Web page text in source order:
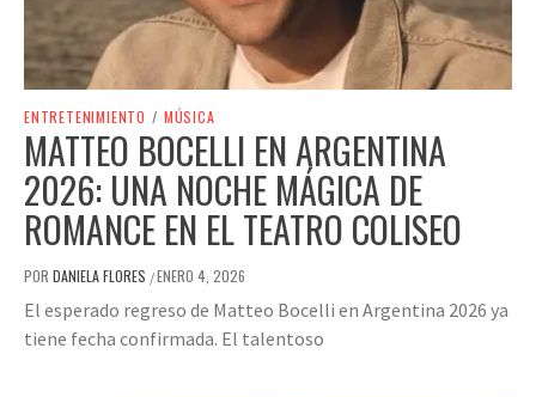
ENTRETENIMIENTO / MÚSICA
MATTEO BOCELLI EN ARGENTINA
2026: UNA NOCHE MÁGICA DE
ROMANCE EN EL TEATRO COLISEO
POR DANIELA FLORES /ENERO 4, 2026
El esperado regreso de Matteo Bocelli en Argentina 2026 ya
tiene fecha confirmada. El talentoso